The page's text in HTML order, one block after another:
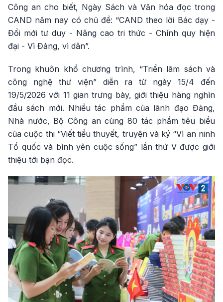
Công an cho biết, Ngày Sách và Văn hóa đọc trong
CAND năm nay có chủ đề: “CAND theo lời Bác dạy -
Đổi mới tư duy - Nâng cao tri thức - Chính quy hiện
đại - Vì Đảng, vì dân”.
Trong khuôn khổ chương trình, “Triển lãm sách và
công nghệ thư viện” diễn ra từ ngày 15/4 đến
19/5/2026 với 11 gian trưng bày, giới thiệu hàng nghìn
đầu sách mới. Nhiều tác phẩm của lãnh đạo Đảng,
Nhà nước, Bộ Công an cùng 80 tác phẩm tiêu biểu
của cuộc thi “Viết tiểu thuyết, truyện và ký “Vì an ninh
Tổ quốc và bình yên cuộc sống” lần thứ V được giới
thiệu tới bạn đọc.